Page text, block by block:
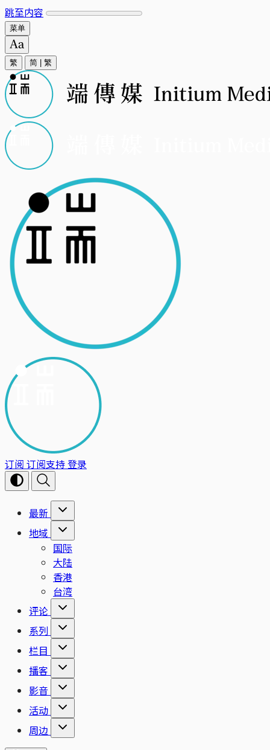
跳至内容
菜单
繁 简 繁
订阅 订阅支持登录
最新
地域
国际
大陆
香港
台湾
评论
系列
栏目
播客
影音
活动
周边